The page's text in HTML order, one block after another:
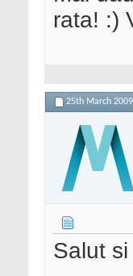
rata! :)
25th March
Salut